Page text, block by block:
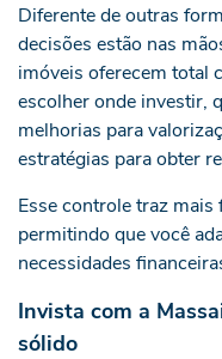
Diferente de outras
decisões estão nas
imóveis oferecem total
escolher onde investir,
melhorias para
estratégias para obter
Esse controle traz
permitindo que você
necessidades
Invista com a
sólido